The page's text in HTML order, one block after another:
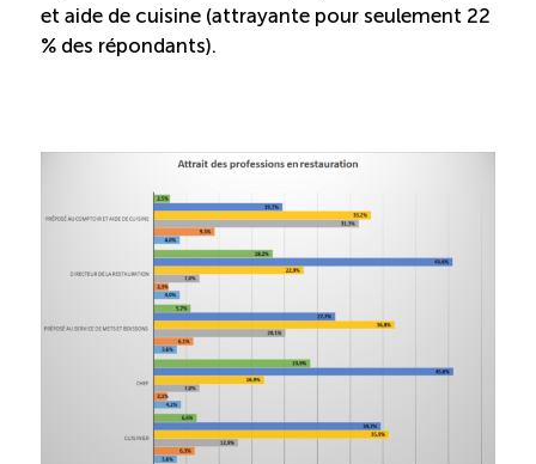
Destination IA: Un franc succès
Programme de francisation pour les entreprises
Valorisation des métiers et carrières en tourisme
Entretien ménager : Évaluation – Pertinence de la
Boomerang – Partage de ressources
et aide de cuisine (attrayante pour seulement 22
% des répondants).